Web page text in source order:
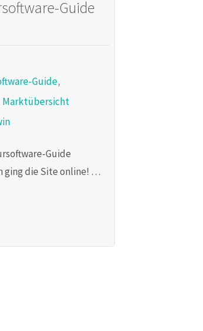
Guide
Guide,
Marktübersicht
Guide
ging die Site online! …